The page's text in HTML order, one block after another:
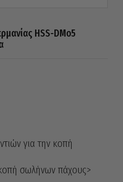
HSS-DMo5
για την κοπή
σωλήνων πάχους>